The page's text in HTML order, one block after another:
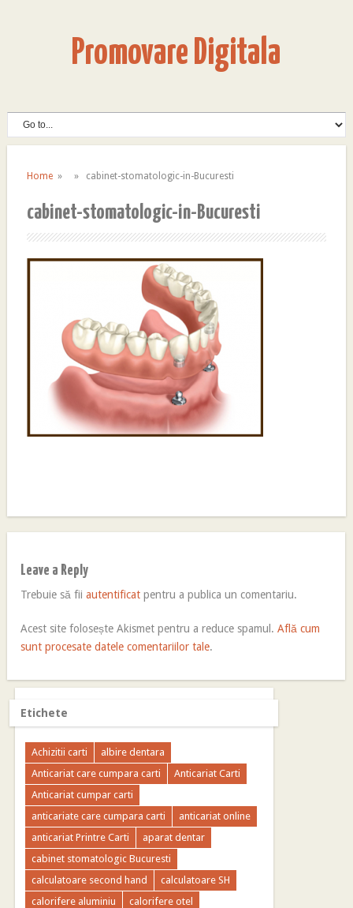
Promovare Digitala
Home» » cabinet-stomatologic-in-Bucuresti
cabinet-stomatologic-in-Bucuresti
Leave a Reply
Trebuie să fiiautentificat pentru a publica un comentariu.
Acest site folosește Akismet pentru a reduce spamul.Află cum
sunt procesate datele comentariilor tale.
Etichete
Achizitii carti
albire dentara
Anticariat care cumpara carti
Anticariat Carti
Anticariat cumpar carti
anticariate care cumpara carti
anticariat online
anticariat Printre Carti
aparat dentar
cabinet stomatologic Bucuresti
calculatoare second hand
calculatoare SH
calorifere aluminiu
calorifere otel